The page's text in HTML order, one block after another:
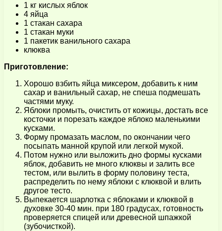
1 кг кислых яблок
4 яйца
1 стакан сахара
1 стакан муки
1 пакетик ванильного сахара
клюква
Приготовление:
Хорошо взбить яйца миксером, добавить к ним
сахар и ванильный сахар, не спеша подмешать
частями муку.
Яблоки промыть, очистить от кожицы, достать все
косточки и порезать каждое яблоко маленькими
кусками.
Форму промазать маслом, по окончании чего
посыпать манной крупой или легкой мукой.
Потом нужно или выложить дно формы кусками
яблок, добавить не много клюквы и залить все
тестом, или вылить в форму половину теста,
распределить по нему яблоки с клюквой и влить
другое тесто.
Выпекается шарлотка с яблоками и клюквой в
духовке 30-40 мин. при 180 градусах, готовность
проверяется спицей или древесной шпажкой
(зубочисткой).